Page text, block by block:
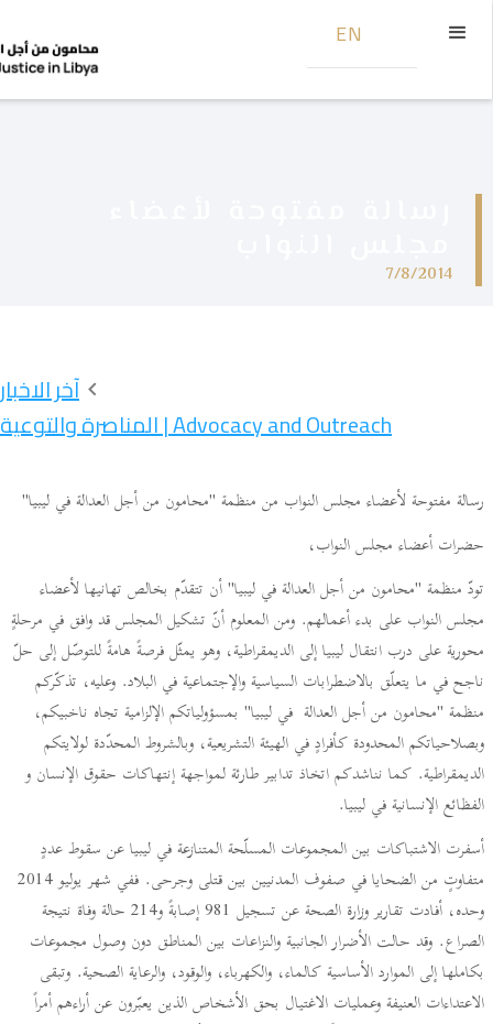
EN
7/8/2014
آخر الاخبار
Advocacy and Outreach | المناصرة والتوعية
رسالة مفتوحة لأعضاء مجلس النواب من منظمة "محامون من أجل العدالة في ليبيا"
حضرات أعضاء مجلس النواب،
تودّ منظمة "محامون من أجل العدالة في ليبيا" أن تتقدّم بخالص تهانيها لأعضاء
مجلس النواب على بدء أعمالهم. ومن المعلوم أنّ تشكيل المجلس قد وافق في مرحلةٍ
محورية على درب انتقال ليبيا إلى الديمقراطية، وهو يمثّل فرصةً هامةً للتوصّل إلى حلّ
ناجح في ما يتعلّق بالاضطرابات السياسية والإجتماعية في البلاد. وعليه، تذكّركم
منظمة "محامون من أجل العدالة في ليبيا" بمسؤولياتكم الإلزامية تجاه ناخبيكم،
وبصلاحياتكم المحدودة كأفرادٍ في الهيئة التشريعية، وبالشروط المحدّدة لولايتكم
الديمقراطية. كما نناشدكم اتخاذ تدابير طارئة لمواجهة إنتهاكات حقوق الإنسان و
الفظائع الإنسانية في ليبيا.
أسفرت الاشتباكات بين المجموعات المسلّحة المتنازعة في ليبيا عن سقوط عددٍ
متفاوتٍ من الضحايا في صفوف المدنيين بين قتلى وجرحى. ففي شهر يوليو 2014
وحده، أفادت تقارير وزارة الصحة عن تسجيل 981 إصابةً و214 حالة وفاة نتيجة
الصراع. وقد حالت الأضرار الجانبية والنزاعات بين المناطق دون وصول مجموعات
بكاملها إلى الموارد الأساسية كالماء، والكهرباء، والوقود، والرعاية الصحية. وتبقى
الاعتداءات العنيفة وعمليات الاغتيال بحق الأشخاص الذين يعبّرون عن أراءهم أمراً